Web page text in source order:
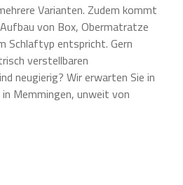
Varianten. Zudem kommt
von Box, Obermatratze
Schlaftyp entspricht. Gern
verstellbaren
neugierig? Wir erwarten Sie in
Memmingen, unweit von